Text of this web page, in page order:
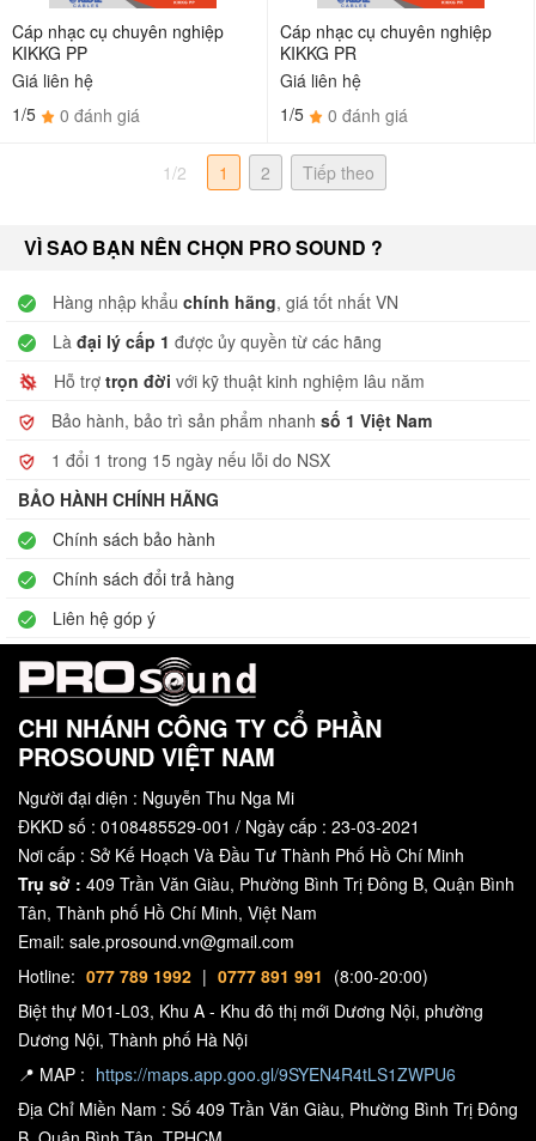
Cáp nhạc cụ chuyên nghiệp
KIKKG PP
Giá liên hệ
1/5
0 đánh giá
Cáp nhạc cụ chuyên nghiệp
KIKKG PR
Giá liên hệ
1/5
0 đánh giá
1/2 1 2 Tiếp theo
VÌ SAO BẠN NÊN CHỌN PRO SOUND ?
Hàng nhập khẩu chính hãng, giá tốt nhất VN
Là đại lý cấp 1 được ủy quyền từ các hãng
Hỗ trợ trọn đời với kỹ thuật kinh nghiệm lâu năm
Bảo hành, bảo trì sản phẩm nhanh số 1 Việt Nam
1 đổi 1 trong 15 ngày nếu lỗi do NSX
BẢO HÀNH CHÍNH HÃNG
Chính sách bảo hành
Chính sách đổi trả hàng
Liên hệ góp ý
CHI NHÁNH CÔNG TY CỔ PHẦN
PROSOUND VIỆT NAM
Người đại diện : Nguyễn Thu Nga Mi
ĐKKD số : 0108485529-001 / Ngày cấp : 23-03-2021
Nơi cấp : Sở Kế Hoạch Và Đầu Tư Thành Phố Hồ Chí Minh
Trụ sở : 409 Trần Văn Giàu, Phường Bình Trị Đông B, Quận Bình
Tân, Thành phố Hồ Chí Minh, Việt Nam
Email: sale.prosound.vn@gmail.com
Hotline: 077 789 1992 | 0777 891 991 (8:00-20:00)
Biệt thự M01-L03, Khu A - Khu đô thị mới Dương Nội, phường
Dương Nội, Thành phố Hà Nội
📍 MAP : https://maps.app.goo.gl/9SYEN4R4tLS1ZWPU6
Địa Chỉ Miền Nam : Số 409 Trần Văn Giàu, Phường Bình Trị Đông